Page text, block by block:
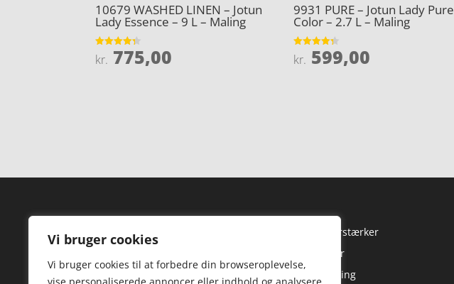
Vi bruger cookies
Vi bruger cookies til at forbedre din browseroplevelse,
10679 WASHED LINEN – Jotun
Lady Essence – 9 L – Maling
Vurderet
4.3
kr. 775,00
9931 PURE – Jotun Lady Pure
Color – 2.7 L – Maling
Vurderet
4.3
kr. 599,00
Forside
Kontakt
HiFi Forstærker
Højtaler
Streaming